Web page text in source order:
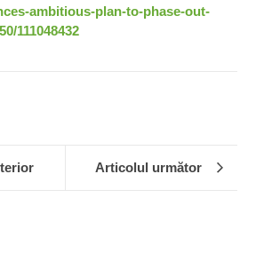
ambitious-plan-to-phase-out-
111048432
Articolul următor